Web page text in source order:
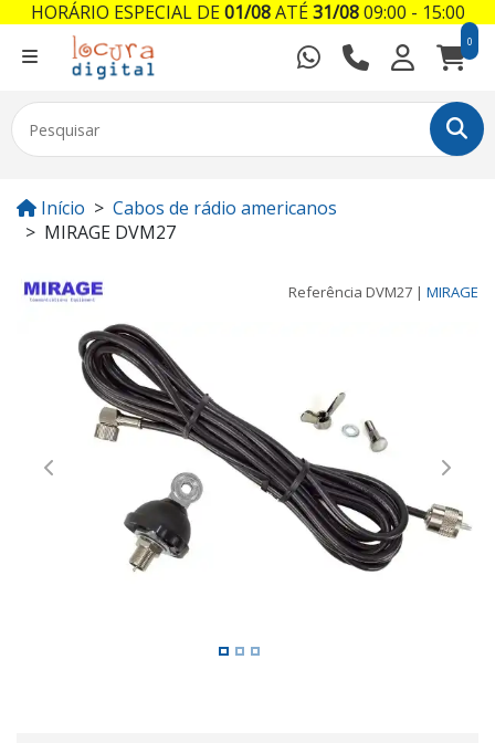
0
Início
Cabos de rádio americanos
MIRAGE DVM27
Referência DVM27 | MIRAGE
Previous Next
HORÁRIO ESPECIAL DE01/08ATÉ31/0809:00 - 15:00